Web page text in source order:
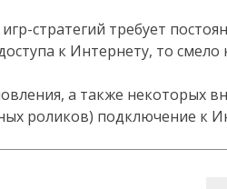
стратегий требует
к Интернету, то
а также некоторых
роликов) подключение к